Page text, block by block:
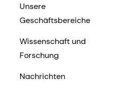
Unsere
Geschäftsbereiche
Wissenschaft und
Forschung
Nachrichten